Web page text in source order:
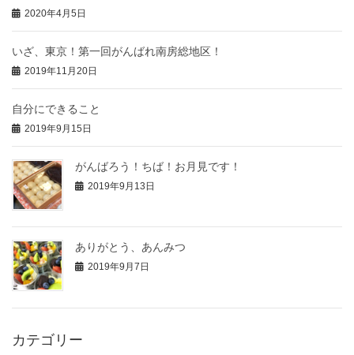
2020年4月5日
いざ、東京！第一回がんばれ南房総地区！
2019年11月20日
自分にできること
2019年9月15日
がんばろう！ちば！お月見です！
2019年9月13日
ありがとう、あんみつ
2019年9月7日
カテゴリー